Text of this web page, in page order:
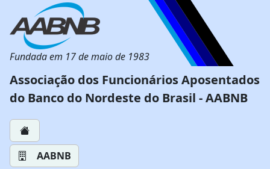
Fundada em 17 de maio de 1983
Associação dos Funcionários Aposentados
do Banco do Nordeste do Brasil - AABNB
AABNB